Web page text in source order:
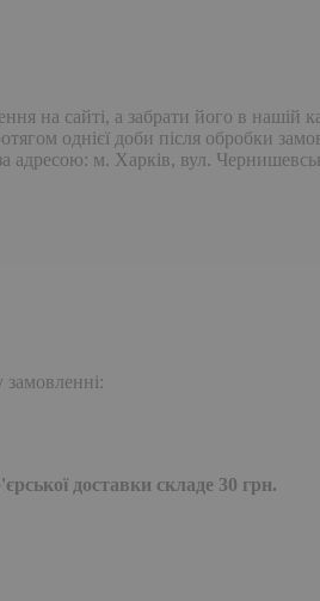
на сайті, а забрати його в нашій
однієї доби після обробки
адресою: м. Харків, вул.
замовленні:
доставки складе 30 грн.